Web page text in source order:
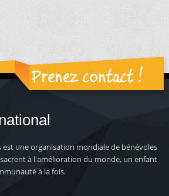
Prenez contact !
est une organisation mondiale de bénévoles
à l'amélioration du monde, un enfant
à la fois.